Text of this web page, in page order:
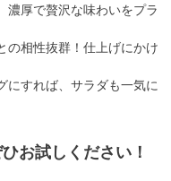
濃厚で贅沢な味わいをプラ
の相性抜群！仕上げにかけ
にすれば、サラダも一気に
お試しください！